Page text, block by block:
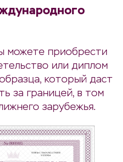
можете приобрести
или диплом
который даст
за границей, в том
зарубежья.